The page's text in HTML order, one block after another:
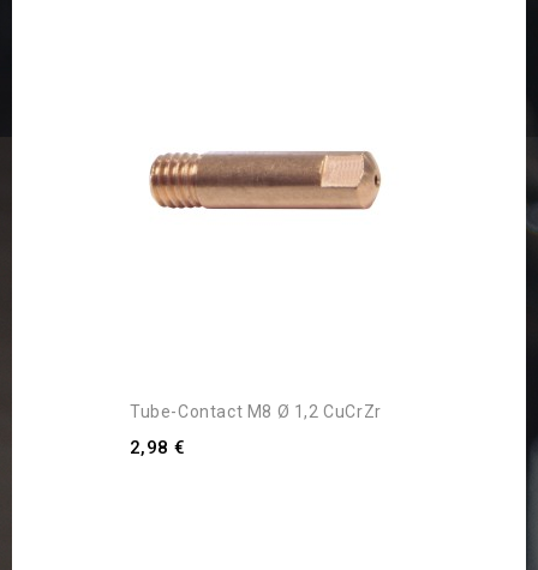
Tube-Contact M8 Ø 1,2 CuCrZr
2,98 €